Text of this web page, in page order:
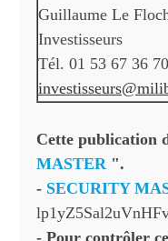
Guillaume Le
Investisseurs
Tél. 01 53 67 36 70
Cette publication
MASTER".
- SECURITY
- Pour contrôler